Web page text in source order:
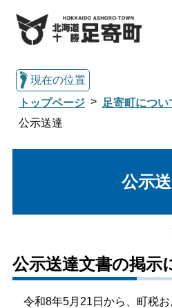
現在の位置
トップページ
足寄町につい
公示送達
公示
公示送達文書の掲示
令和8年5月21日から、町税お